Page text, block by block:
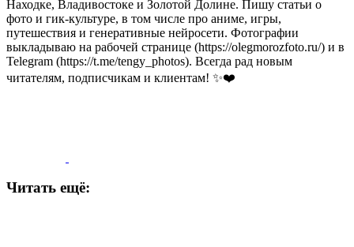
Находке, Владивостоке и Золотой Долине. Пишу статьи о
фото и гик-культуре, в том числе про аниме, игры,
путешествия и генеративные нейросети. Фотографии
выкладываю на рабочей странице (https://olegmorozfoto.ru/) и в
Telegram (https://t.me/tengy_photos). Всегда рад новым
читателям, подписчикам и клиентам! ✨❤️
Читать ещё: